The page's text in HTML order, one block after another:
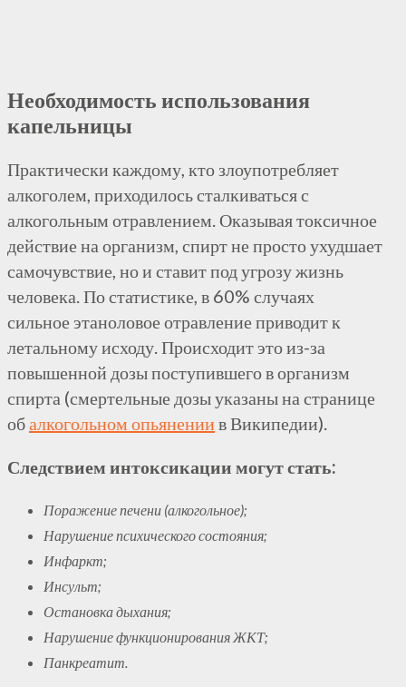
Необходимость использования
капельницы
Практически каждому, кто злоупотребляет
алкоголем, приходилось сталкиваться с
алкогольным отравлением. Оказывая токсичное
действие на организм, спирт не просто ухудшает
самочувствие, но и ставит под угрозу жизнь
человека. По статистике, в 60% случаях
сильное этаноловое отравление приводит к
летальному исходу. Происходит это из-за
повышенной дозы поступившего в организм
спирта (смертельные дозы указаны на странице
обалкогольном опьянении вВикипедии).
Следствием интоксикации могут стать:
Поражение печени (алкогольное);
Нарушение психического состояния;
Инфаркт;
Инсульт;
Остановка дыхания;
Нарушение функционирования ЖКТ;
Панкреатит.